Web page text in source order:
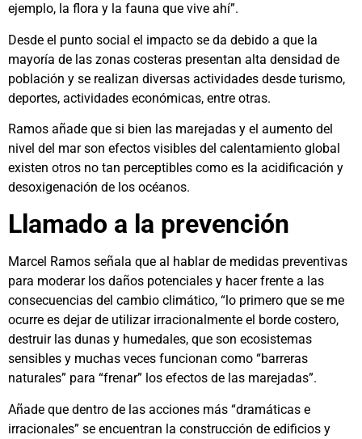
ejemplo, la flora y la fauna que vive ahí”.
Desde el punto social el impacto se da debido a que la
mayoría de las zonas costeras presentan alta densidad de
población y se realizan diversas actividades desde turismo,
deportes, actividades económicas, entre otras.
Ramos añade que si bien las marejadas y el aumento del
nivel del mar son efectos visibles del calentamiento global
existen otros no tan perceptibles como es la acidificación y
desoxigenación de los océanos.
Llamado a la prevención
Marcel Ramos señala que al hablar de medidas preventivas
para moderar los daños potenciales y hacer frente a las
consecuencias del cambio climático, “lo primero que se me
ocurre es dejar de utilizar irracionalmente el borde costero,
destruir las dunas y humedales, que son ecosistemas
sensibles y muchas veces funcionan como “barreras
naturales” para “frenar” los efectos de las marejadas”.
Añade que dentro de las acciones más “dramáticas e
irracionales” se encuentran la construcción de edificios y